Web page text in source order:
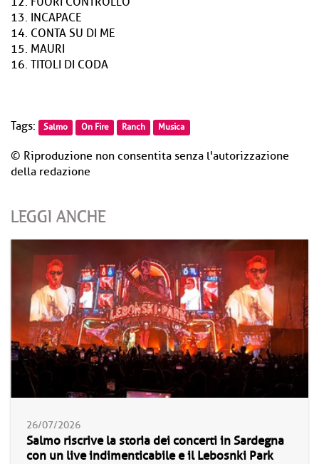
13. INCAPACE
14. CONTA SU DI ME
15. MAURI
16. TITOLI DI CODA
Tags: Salmo On Fire Ranch Musica
© Riproduzione non consentita senza l'autorizzazione
della redazione
LEGGI ANCHE
26/07/2026
Salmo riscrive la storia dei concerti in Sardegna
con un live indimenticabile e il Lebosnki Park